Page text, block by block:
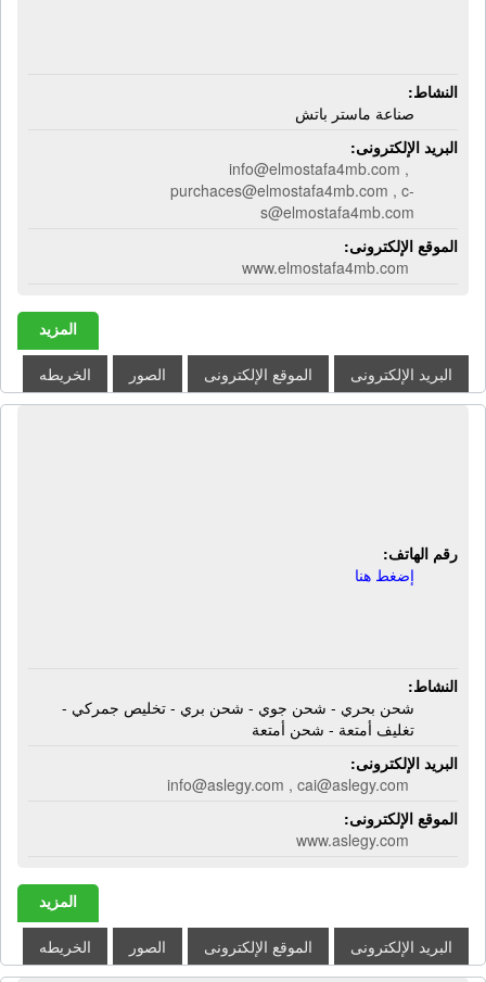
النشاط:
صناعة ماستر باتش
البريد الإلكترونى:
info@elmostafa4mb.com ,
purchaces@elmostafa4mb.com , c-
s@elmostafa4mb.com
الموقع الإلكترونى:
www.elmostafa4mb.com
المزيد
البريد الإلكترونى الموقع الإلكترونى الصور الخريطه
رقم الهاتف:
إضغط هنا
النشاط:
شحن بحري - شحن جوي - شحن بري - تخليص جمركي -
تغليف أمتعة - شحن أمتعة
البريد الإلكترونى:
info@aslegy.com , cai@aslegy.com
الموقع الإلكترونى:
www.aslegy.com
المزيد
البريد الإلكترونى الموقع الإلكترونى الصور الخريطه